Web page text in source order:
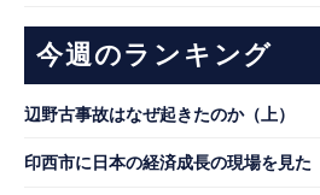
今週のランキング
辺野古事故はなぜ起きたのか（上）
印西市に日本の経済成長の現場を見た